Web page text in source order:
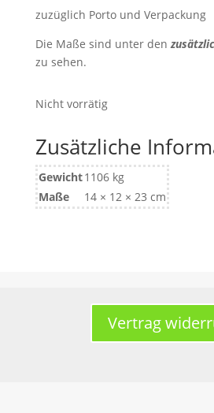
zuzüglich Porto und Verpackung
Die Maße sind unter den
zu sehen.
Nicht vorrätig
Zusätzliche
Gewicht1106 kg
Maße
14 × 12 × 23 cm
Vertrag